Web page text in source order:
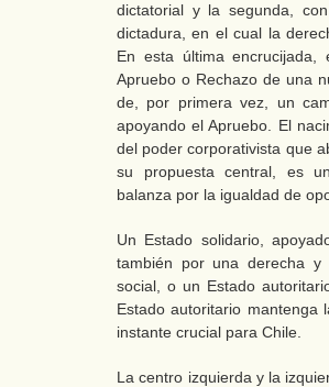
dictatorial y la segunda,
dictadura, en el cual la
En esta última
Apruebo o Rechazo de una
de, por primera vez, un
apoyando el Apruebo. El
del poder corporativista que
su propuesta central, es
balanza por la igualdad de
Un Estado solidario,
también por una derecha y
social, o un Estado
Estado autoritario mantenga
instante crucial para Chile.
La centro izquierda y la